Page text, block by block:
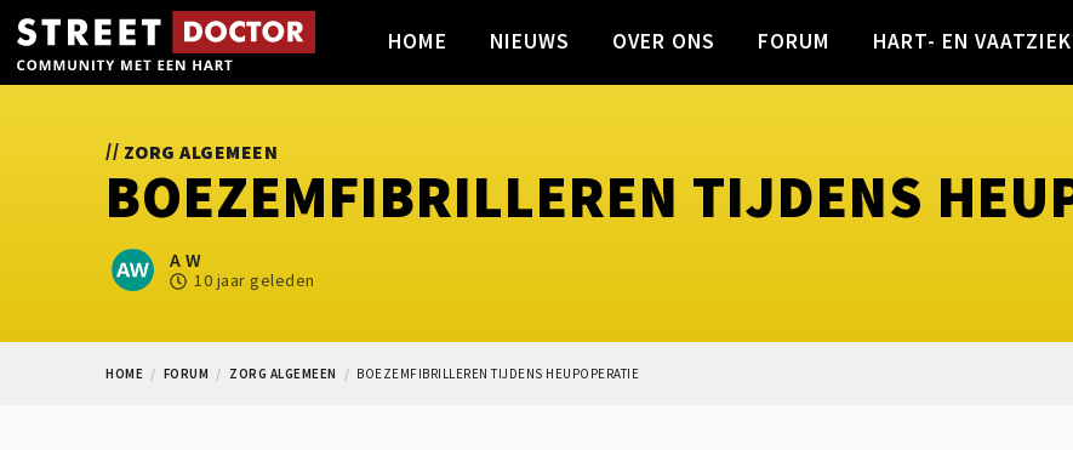
HOME NIEUWS OVER ONS FORUM HART- EN
// ZORG ALGEMEEN
BOEZEMFIBRILLEREN TIJDENS
A W
10 jaar geleden
HOME FORUM ZORG ALGEMEEN BOEZEMFIBRILLEREN TIJDENS HEUPOPERATIE